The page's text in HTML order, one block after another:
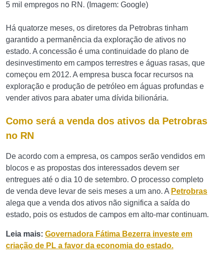
5 mil empregos no RN. (Imagem: Google)
Há quatorze meses, os diretores da Petrobras tinham
garantido a permanência da exploração de ativos no
estado. A concessão é uma continuidade do plano de
desinvestimento em campos terrestres e águas rasas, que
começou em 2012. A empresa busca focar recursos na
exploração e produção de petróleo em águas profundas e
vender ativos para abater uma dívida bilionária.
Como será a venda dos ativos da Petrobras
no RN
De acordo com a empresa, os campos serão vendidos em
blocos e as propostas dos interessados devem ser
entregues até o dia 10 de setembro. O processo completo
de venda deve levar de seis meses a um ano. A Petrobras
alega que a venda dos ativos não significa a saída do
estado, pois os estudos de campos em alto-mar continuam.
Leia mais: Governadora Fátima Bezerra investe em
criação de PL a favor da economia do estado.